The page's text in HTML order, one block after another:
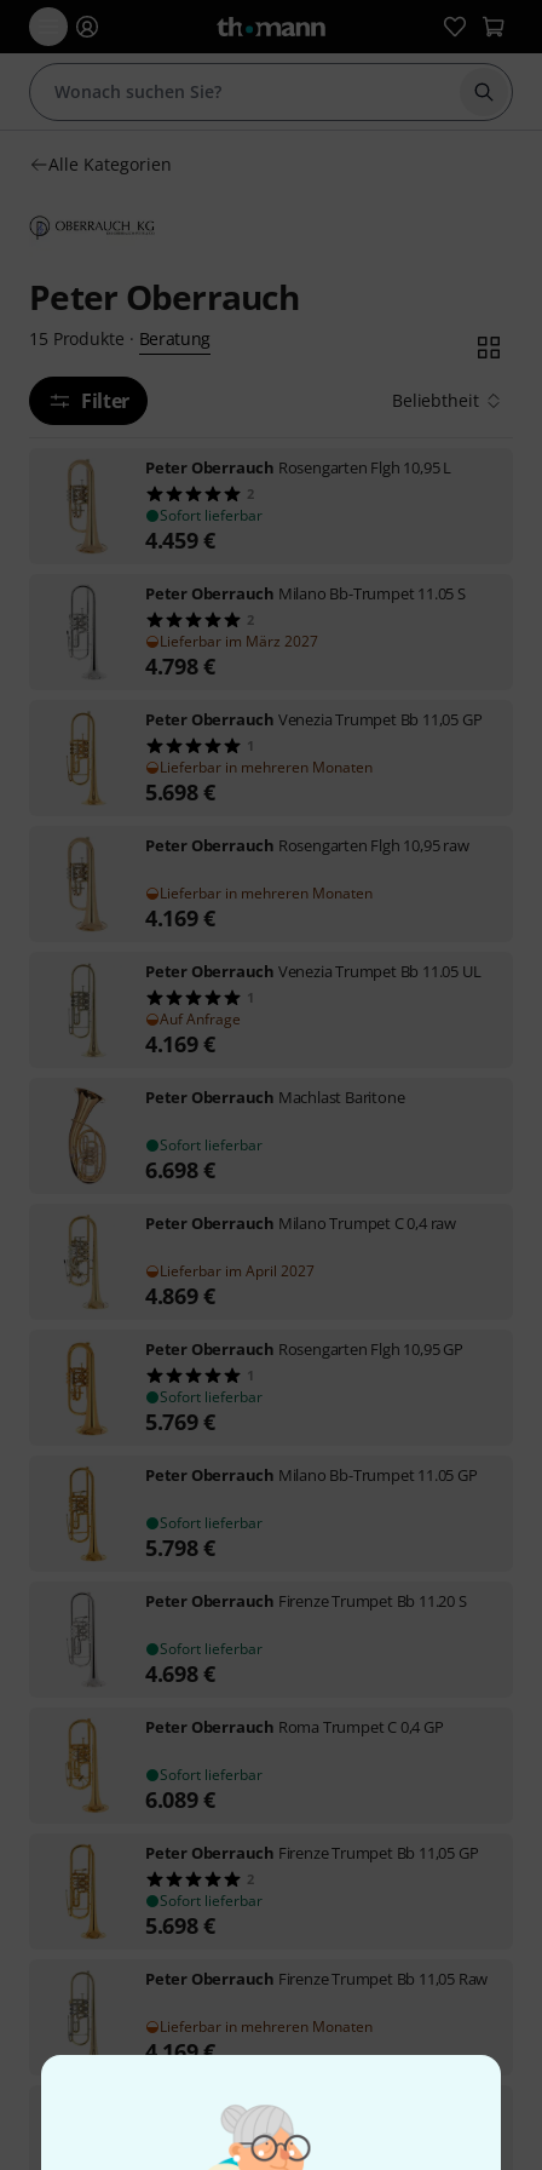
Suche
Alle Kategorien
Peter Oberrauch
15 Produkte · Beratung
Filter Beliebtheit
Peter Oberrauch Rosengarten Flgh 10,95 L
2
Sofort lieferbar
4.459€
Peter Oberrauch Milano Bb-Trumpet 11.05 S
2
Lieferbar im März 2027
4.798€
Peter Oberrauch Venezia Trumpet Bb 11,05 GP
1
Lieferbar in mehreren Monaten
5.698€
Peter Oberrauch Rosengarten Flgh 10,95 raw
Lieferbar in mehreren Monaten
4.169€
Peter Oberrauch Venezia Trumpet Bb 11.05 UL
1
Auf Anfrage
4.169€
Peter Oberrauch Machlast Baritone
Sofort lieferbar
6.698€
Peter Oberrauch Milano Trumpet C 0,4 raw
Lieferbar im April 2027
4.869€
Peter Oberrauch Rosengarten Flgh 10,95 GP
1
Sofort lieferbar
5.769€
Peter Oberrauch Milano Bb-Trumpet 11.05 GP
Sofort lieferbar
5.798€
Peter Oberrauch Firenze Trumpet Bb 11.20 S
Sofort lieferbar
4.698€
Peter Oberrauch Roma Trumpet C 0,4 GP
Sofort lieferbar
6.089€
Peter Oberrauch Firenze Trumpet Bb 11,05 GP
2
Sofort lieferbar
5.698€
Peter Oberrauch Firenze Trumpet Bb 11,05 Raw
Lieferbar in mehreren Monaten
4.169€
Peter OberrauchFirenze Trp. Bb 11,20 GP 0,45
Sofort lieferbar